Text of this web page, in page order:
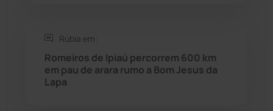
Sítio do Mato
Sudoeste Baiano
Rúbia em:
Romeiros de Ipiaú percorrem 600 km
em pau de arara rumo a Bom Jesus da
Lapa